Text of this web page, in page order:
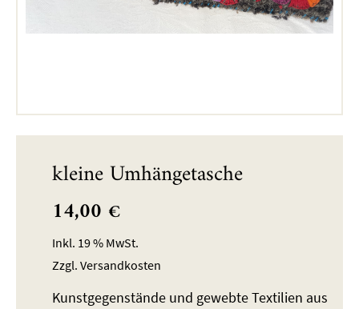
kleine Umhängetasche
14,00 €
Inkl. 19 % MwSt.
Zzgl. Versandkosten
Kunstgegenstände und gewebte Textilien aus